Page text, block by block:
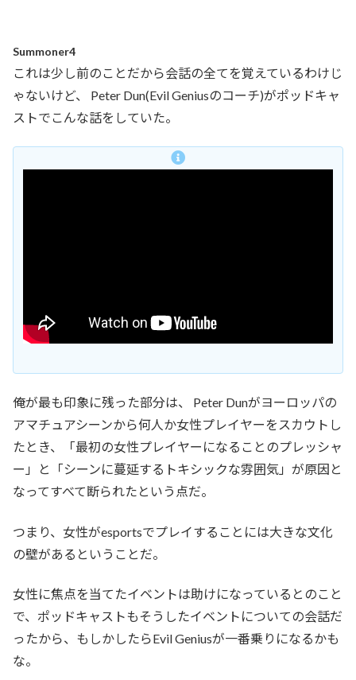
Summoner4
これは少し前のことだから会話の全てを覚えているわけじ
ゃないけど、 Peter Dun(Evil Geniusのコーチ)がポッドキャ
ストでこんな話をしていた。
俺が最も印象に残った部分は、 Peter Dunがヨーロッパの
アマチュアシーンから何人か女性プレイヤーをスカウトし
たとき、「最初の女性プレイヤーになることのプレッシャ
ー」と「シーンに蔓延するトキシックな雰囲気」が原因と
なってすべて断られたという点だ。
つまり、女性がesportsでプレイすることには大きな文化
の壁があるということだ。
女性に焦点を当てたイベントは助けになっているとのこと
で、ポッドキャストもそうしたイベントについての会話だ
ったから、もしかしたらEvil Geniusが一番乗りになるかも
な。